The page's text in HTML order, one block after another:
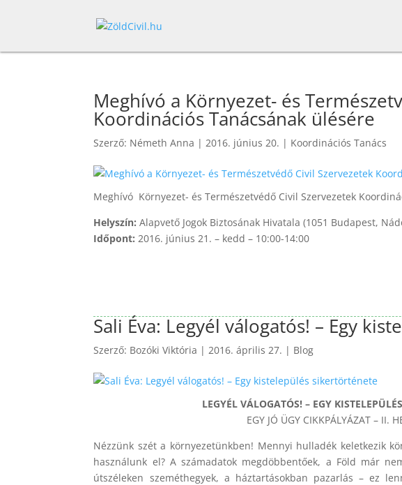
Meghívó a Környezet- és
Koordinációs Tanácsának ülésére
Szerző: Németh Anna |2016. június 20. | Koordinációs Tanács
Meghívó Környezet- és Természetvédő Civil Szervezetek
Helyszín: Alapvető Jogok Biztosának Hivatala (1051 Budapest,
Időpont: 2016. június 21. – kedd – 10:00-14:00
Sali Éva: Legyél válogatós! – Egy
Szerző: Bozóki Viktória |2016. április 27. | Blog
LEGYÉL VÁLOGATÓS! – EGY
EGY JÓ ÜGY CIKKPÁLYÁZAT – II.
Nézzünk szét a környezetünkben! Mennyi hulladék keletkezik
használunk el? A számadatok megdöbbentőek, a Föld már
útszéleken szeméthegyek, a háztartásokban pazarlás – ez